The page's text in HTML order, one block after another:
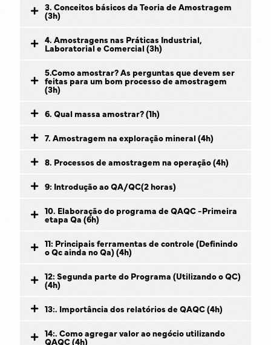
3. Conceitos básicos da Teoria de Amostragem
(3h)
4. Amostragens nas Práticas Industrial,
Laboratorial e Comercial (3h)
5.Como amostrar? As perguntas que devem ser
feitas para um bom processo de amostragem
(3h)
6. Qual massa amostrar? (1h)
7. Amostragem na exploração mineral (4h)
8. Processos de amostragem na operação (4h)
9: Introdução ao QA/QC(2 horas)
10. Elaboração do programa de QAQC -Primeira
etapa Qa (6h)
11: Principais ferramentas de controle (Definindo
o Qc ainda no Qa) (4h)
12: Segunda parte do Programa (Utilizando o QC)
(4h)
13:. Importância dos relatórios de QAQC (4h)
14:. Como agregar valor ao negócio utilizando
QAQC (4h)